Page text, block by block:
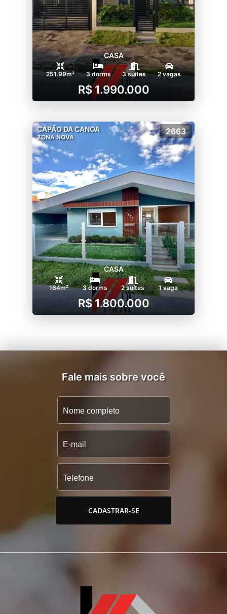
CASA
251.99m² 3 dorms 3 suítes 2 vagas
R$ 1.990.000
CAPÃO DA CANOA
ZONA NOVA
2663
CASA
164m² 3 dorms 2 suítes 1 vaga
R$ 1.800.000
Fale mais sobre você
CADASTRAR-SE